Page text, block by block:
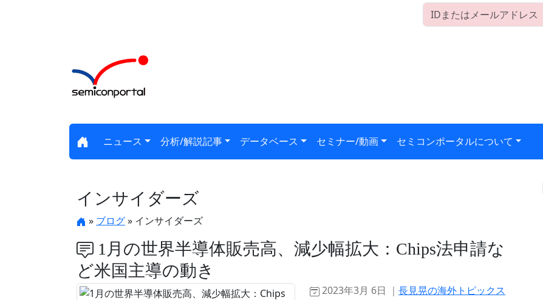
ニュース 分析/解説記事 データベース セミナー/動画 セミコンポータルについて
インサイダーズ
» ブログ» インサイダーズ
1月の世界半導体販売高、減少幅拡大：Chips法申請な
ど米国主導の動き
2023年3月 6日 ｜ 長見晃の海外トピックス